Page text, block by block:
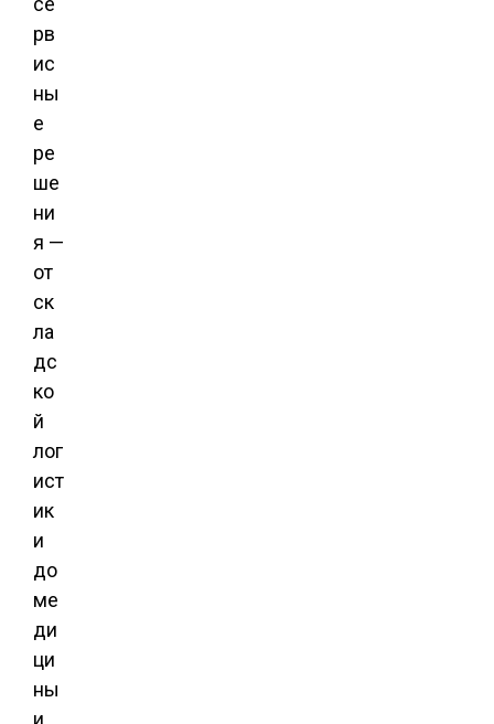
рв
ис
ны
е
ре
ше
ни
я —
от
ск
ла
дс
ко
й
лог
ист
ик
и
до
ме
ди
ци
ны
и